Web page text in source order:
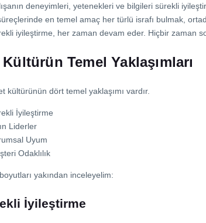
deneyimleri, yetenekleri ve bilgileri sürekli
en temel amaç her türlü israfı bulmak,
iyileştirme, her zaman devam eder. Hiçbir zaman
Kültürün Temel Yaklaşımları
kültürünün dört temel yaklaşımı vardır.
İyileştirme
Liderler
Uyum
Odaklılık
yakından inceleyelim:
İyileştirme